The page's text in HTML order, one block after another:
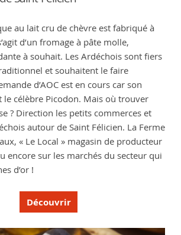
au lait cru de chèvre est fabriqué à
d’un fromage à pâte molle,
à souhait. Les Ardéchois sont fiers
et souhaitent le faire
d’AOC est en cours car son
le célèbre Picodon. Mais où trouver
? Direction les petits commerces et
autour de Saint Félicien. La Ferme
« Le Local » magasin de producteur
encore sur les marchés du secteur qui
d’or !
Découvrir